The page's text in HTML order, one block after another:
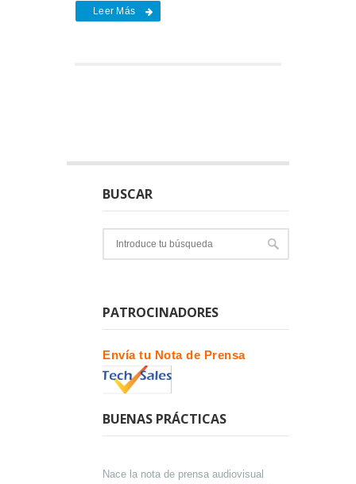
Leer Más
BUSCAR
PATROCINADORES
Envía tu Nota de Prensa
BUENAS PRÁCTICAS
Nace la nota de prensa audiovisual